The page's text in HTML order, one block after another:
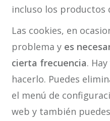
incluso los productos
Las cookies, en
problema y es
cierta frecuencia.
hacerlo. Puedes
el menú de
web y también